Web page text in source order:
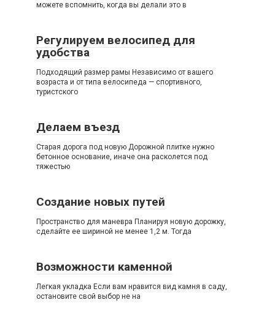
можете вспомнить, когда вы делали это в
Регулируем велосипед для
удобства
Подходящий размер рамы Независимо от вашего
возраста и от типа велосипеда — спортивного,
туристского
Делаем въезд
Старая дорога под новую Дорожной плитке нужно
бетонное основание, иначе она расколется под
тяжестью
Создание новых путей
Пространство для маневра Планируя новую дорожку,
сделайте ее шириной не менее 1,2 м. Тогда
Возможности каменной
Легкая укладка Если вам нравится вид камня в саду,
остановите свой выбор не на